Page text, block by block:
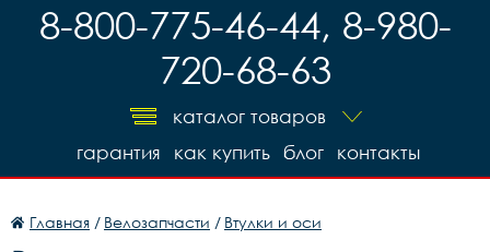
8-800-775-46-44, 8-980-
720-68-63
каталог товаров
контакты
блог
как купить
гарантия
Главная / Велозапчасти / Втулки и оси